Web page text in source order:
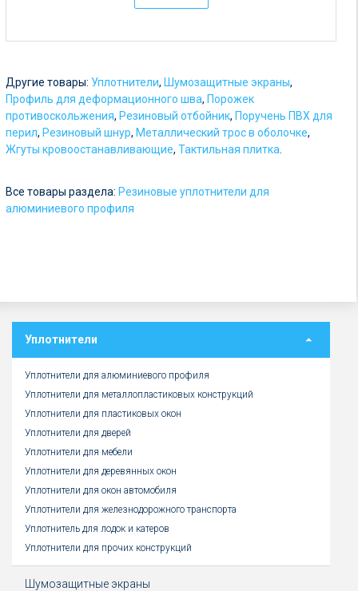
о
т
5
р
б
.
Другие товары: Уплотнители, Шумозащитные экраны,
Профиль для деформационного шва, Порожек
противоскольжения, Резиновый отбойник, Поручень ПВХ для
перил, Резиновый шнур, Металлический трос в оболочке,
Жгуты кровоостанавливающие, Тактильная плитка
Все товары раздела: Резиновые уплотнители для
алюминиевого профиля
Уплотнители
Уплотнители для алюминиевого профиля
Уплотнители для металлопластиковых конструкций
Уплотнители для пластиковых окон
Уплотнители для дверей
Уплотнители для мебели
Уплотнители для деревянных окон
Уплотнители для окон автомобиля
Уплотнители для железнодорожного транспорта
Уплотнитель для лодок и катеров
Уплотнители для прочих конструкций
Шумозащитные экраны